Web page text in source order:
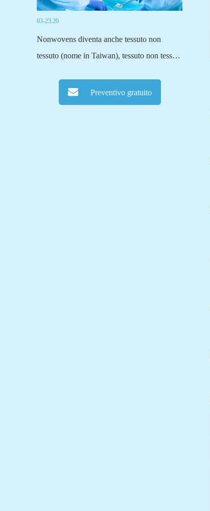
03-23.20
Nonwovens diventa anche tessuto non
tessuto (nome in Taiwan), tessuto non tessuto
tradizionale, tessuti o a maglia o altri metodi
di tessitura, tutto passa attraverso fibre...
Preventivo gratuito